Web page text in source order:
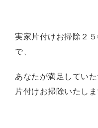
実家片付けお掃除２５
で、
あなたが満足してい
片付けお掃除いたしま